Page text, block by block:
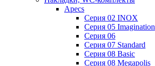
Apecs
Cерия 02 INOX
Cерия 05 Imagination
Cерия 06
Cерия 07 Standard
Cерия 08 Basic
Cерия 08 Megapolis